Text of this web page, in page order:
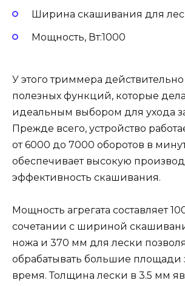
Ширина скашивания для
Мощность, Вт:1000
У этого триммера
полезных функций, которые
идеальным выбором для ухода
Прежде всего, устройство
от 6000 до 7000 оборотов в
обеспечивает высокую
эффективность скашивания.
Мощность агрегата составляет
сочетании с шириной
ножа и 370 мм для лески
обрабатывать большие площади
время. Толщина лески в 3.5 мм